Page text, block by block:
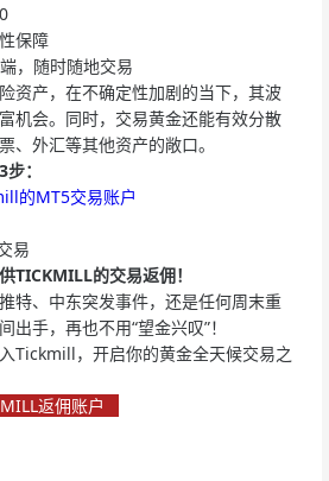
保障
，随时随地交易
资产，在不确定性加剧的当下，其波
机会。同时，交易黄金还能有效分散
、外汇等其他资产的敞口。
：
的MT5交易账户
易
TICKMILL的交易返佣！
特、中东突发事件，还是任何周末重
手，再也不用“望金兴叹”！
Tickmill，开启你的黄金全天候交易之
返佣账户